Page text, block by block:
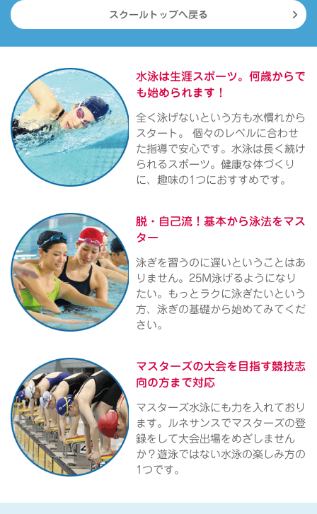
スクールトップへ戻る
水泳は生涯スポーツ。 何歳からで
も始められます！
全く泳げないという方も水慣れから
スタート。 個々のレベルに合わせ
た指導で安心です。水泳は長く続け
られるスポーツ。健康な体づくり
に、趣味の1つにおすすめです。
脱・自己流！ 基本から泳法をマス
ター
泳ぎを習うのに遅いということはあ
りません。25M泳げるようになり
たい。もっとラクに泳ぎたいという
方、泳ぎの基礎から始めてみてくだ
さい。
マスターズの大会を目指す競技志
向の方まで対応
マスターズ水泳にも力を入れており
ます。ルネサンスでマスターズの登
録をして大会出場をめざしません
か？遊泳ではない水泳の楽しみ方の
1つです。